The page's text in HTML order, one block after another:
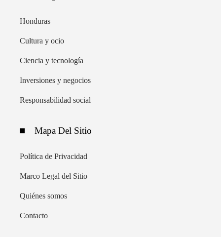
Honduras
Cultura y ocio
Ciencia y tecnología
Inversiones y negocios
Responsabilidad social
Mapa Del Sitio
Política de Privacidad
Marco Legal del Sitio
Quiénes somos
Contacto